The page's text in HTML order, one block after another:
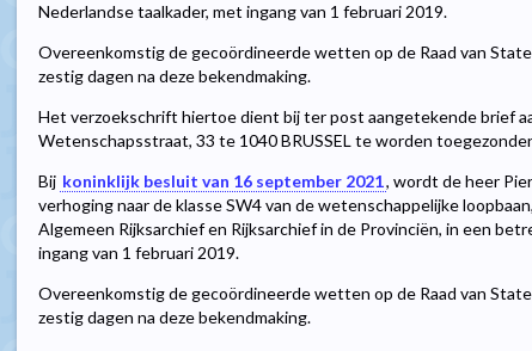
Nederlandse taalkader, met ingang van 1 februari 2019.
Overeenkomstig de gecoördineerde wetten op de Raad van
zestig dagen na deze bekendmaking.
Het verzoekschrift hiertoe dient bij ter post aangetekende brief
Wetenschapsstraat, 33 te 1040 BRUSSEL te worden
Bij koninklijk besluit van 16 september 2021, wordt de heer
verhoging naar de klasse SW4 van de wetenschappelijke
Algemeen Rijksarchief en Rijksarchief in de Provinciën, in een
ingang van 1 februari 2019.
Overeenkomstig de gecoördineerde wetten op de Raad van
zestig dagen na deze bekendmaking.